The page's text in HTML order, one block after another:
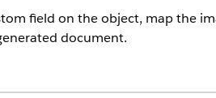
field on the object, map the
document.